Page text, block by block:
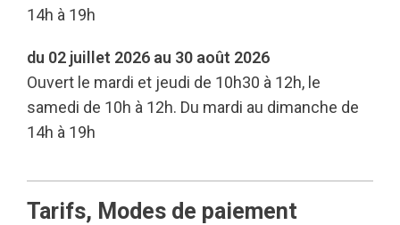
14h à 19h
du 02 juillet 2026 au 30 août 2026
Ouvert le mardi et jeudi de 10h30 à 12h, le
samedi de 10h à 12h. Du mardi au dimanche de
14h à 19h
Tarifs, Modes de paiement